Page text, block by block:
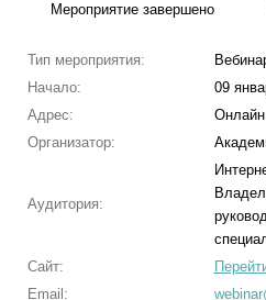
Мероприятие завершено
Тип мероприятия:
Начало:
09
Адрес:
Онлайн
Организатор:
Аудитория:
Сайт:
Email: